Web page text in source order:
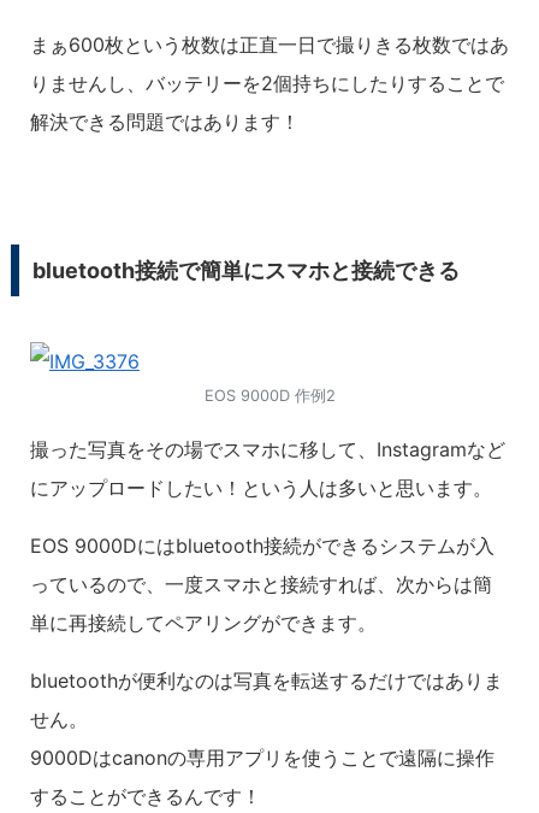
まぁ600枚という枚数は正直一日で撮りきる枚数ではあ
りませんし、バッテリーを2個持ちにしたりすることで
解決できる問題ではあります！
bluetooth接続で簡単にスマホと接続できる
EOS 9000D 作例2
撮った写真をその場でスマホに移して、Instagramなど
にアップロードしたい！という人は多いと思います。
EOS 9000Dにはbluetooth接続ができるシステムが入
っているので、一度スマホと接続すれば、次からは簡
単に再接続してペアリングができます。
bluetoothが便利なのは写真を転送するだけではありま
せん。
9000Dはcanonの専用アプリを使うことで遠隔に操作
することができるんです！